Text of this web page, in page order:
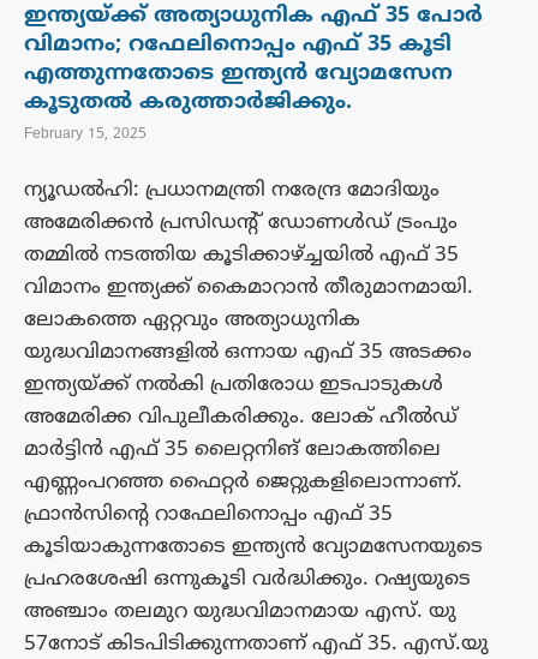
ഇന്ത്യയ്ക്ക് അത്യാധുനിക എഫ് 35 പോർ
വിമാനം; റഫേലിനൊപ്പം എഫ് 35 കൂടി
എത്തുന്നതോടെ ഇന്ത്യൻ വ്യോമസേന
കൂടുതൽ കരുത്താർജിക്കും.
February 15, 2025
ന്യൂഡൽഹി: പ്രധാനമന്ത്രി നരേന്ദ്ര മോദിയും
അമേരിക്കൻ പ്രസിഡന്‍റ് ഡോണൾഡ് ട്രംപും
തമ്മിൽ നടത്തിയ കൂടിക്കാഴ്ച്ചയിൽ എഫ് 35
വിമാനം ഇന്ത്യക്ക് കൈമാറാൻ തീരുമാനമായി.
ലോകത്തെ ഏറ്റവും അത്യാധുനിക
യുദ്ധവിമാനങ്ങളിൽ ഒന്നായ എഫ് 35 അടക്കം
ഇന്ത്യയ്ക്ക് നൽകി പ്രതിരോധ ഇടപാടുകൾ
അമേരിക്ക വിപുലീകരിക്കും. ലോക് ഹീൽഡ്
മാർട്ടിൻ എഫ് 35 ലൈറ്റനിങ് ലോകത്തിലെ
എണ്ണംപറഞ്ഞ ഫൈറ്റർ ജെറ്റുകളിലൊന്നാണ്.
ഫ്രാൻസിന്റെ റാഫേലിനൊപ്പം എഫ് 35
കൂടിയാകുന്നതോടെ ഇന്ത്യൻ വ്യോമസേനയുടെ
പ്രഹരശേഷി ഒന്നുകൂടി വർദ്ധിക്കും. റഷ്യയുടെ
അഞ്ചാം തലമുറ യുദ്ധവിമാനമായ എസ്. യു
57നോട് കിടപിടിക്കുന്നതാണ് എഫ് 35. എസ്.യു